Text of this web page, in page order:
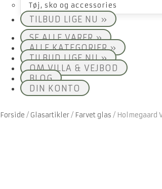
Tøj, sko og accessories
TILBUD LIGE NU »
SE ALLE VARER »
ALLE KATEGORIER »
TILBUD LIGE NU »
OM VILLA & VEJBOD
BLOG
DIN KONTO
Forside / Glasartikler/ Farvet glas / Holmegaard